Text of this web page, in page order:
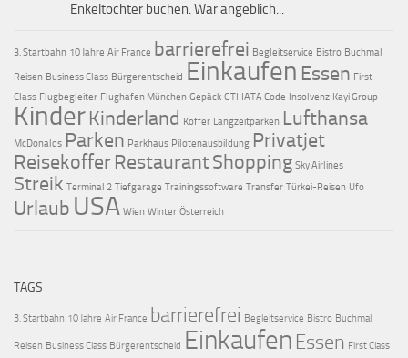
Enkeltochter buchen. War angeblich...
3. Startbahn 10 Jahre Air France barrierefrei Begleitservice Bistro Buchmal
Reisen Business Class Bürgerentscheid Einkaufen Essen First
Class Flugbegleiter Flughafen München Gepäck GTI IATA Code Insolvenz Kayi Group
KinderKinderland Koffer Langzeitparken Lufthansa
McDonalds Parken Parkhaus Pilotenausbildung Privatjet
ReisekofferRestaurantShopping Sky Airlines
Streik Terminal 2 Tiefgarage Trainingssoftware Transfer Türkei-Reisen Ufo
Urlaub USA Wien Winter Österreich
TAGS
3. Startbahn 10 Jahre Air France barrierefrei Begleitservice Bistro Buchmal
Reisen Business Class Bürgerentscheid Einkaufen Essen First Class